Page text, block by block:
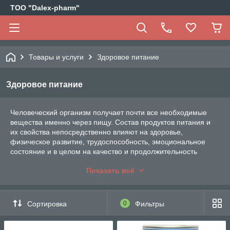
ТОО "Dalex-pharm"
Товары и услуги Здоровое питание
Здоровое питание
Человеческий организм получает почти все необходимые
вещества именно через пищу. Состав продуктов питания и
их свойства непосредственно влияют на здоровье,
физическое развитие, трудоспособность, эмоциональное
состояние и в целом на качество и продолжительность
Представленные товары отличаются натуральными
вегетарианцев;
сыроедов;
Показать всё
Сортировка 0 Фильтры